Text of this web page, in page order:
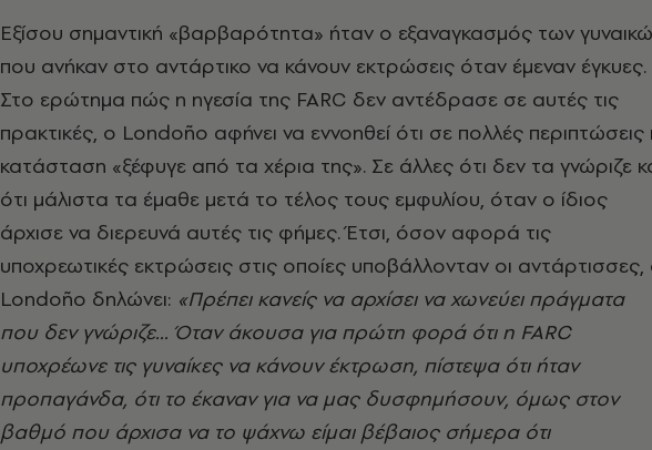
Εξίσου σημαντική «βαρβαρότητα» ήταν ο εξαναγκασμός των
που ανήκαν στο αντάρτικο να κάνουν εκτρώσεις όταν έμεναν έγκυες.
Στο ερώτημα πώς η ηγεσία της FARC δεν αντέδρασε σε αυτές τις
πρακτικές, ο Londoño αφήνει να εννοηθεί ότι σε πολλές περιπτώσεις
κατάσταση «ξέφυγε από τα χέρια της». Σε άλλες ότι δεν τα γνώριζε
ότι μάλιστα τα έμαθε μετά το τέλος τους εμφυλίου, όταν ο ίδιος
άρχισε να διερευνά αυτές τις φήμες. Έτσι, όσον αφορά τις
υποχρεωτικές εκτρώσεις στις οποίες υποβάλλονταν οι αντάρτισσες,
Londoño δηλώνει: «Πρέπει κανείς να αρχίσει να χωνεύει πράγματα
που δεν γνώριζε... Όταν άκουσα για πρώτη φορά ότι η FARC
υποχρέωνε τις γυναίκες να κάνουν έκτρωση, πίστεψα ότι ήταν
προπαγάνδα, ότι το έκαναν για να μας δυσφημήσουν, όμως στον
βαθμό που άρχισα να το ψάχνω είμαι βέβαιος σήμερα ότι